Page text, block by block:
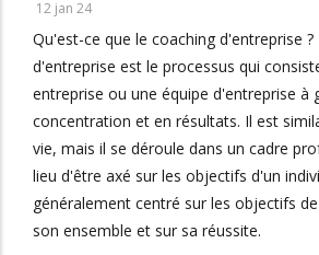
12 jan 24
Qu'est-ce que le coaching d'entreprise
d'entreprise est le processus qui
entreprise ou une équipe d'entreprise à
concentration et en résultats. Il est
vie, mais il se déroule dans un cadre
lieu d'être axé sur les objectifs d'un
généralement centré sur les objectifs
son ensemble et sur sa réussite.